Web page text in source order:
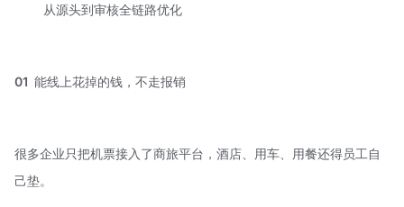
从源头到审核全链路优化
01 能线上花掉的钱，不走报销
很多企业只把机票接入了商旅平台，酒店、用车、用餐还得员工自
己垫。